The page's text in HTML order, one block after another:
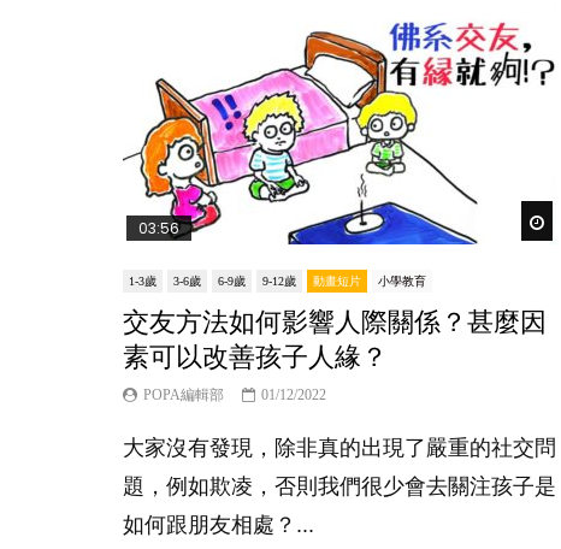
03:56
1-3歲 3-6歲 6-9歲 9-12歲 動畫短片 小學教育
交友方法如何影響人際關係？甚麼因
素可以改善孩子人緣？
POPA編輯部 01/12/2022
大家沒有發現，除非真的出現了嚴重的社交問
題，例如欺凌，否則我們很少會去關注孩子是
如何跟朋友相處？...